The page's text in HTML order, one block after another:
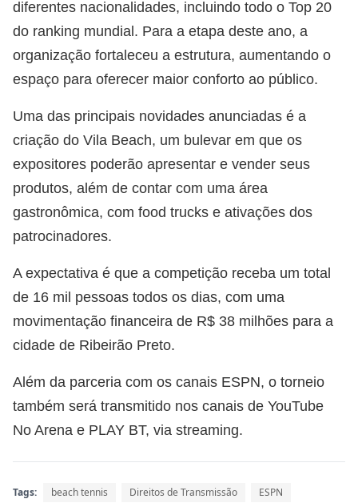
diferentes nacionalidades, incluindo todo o Top 20
do ranking mundial. Para a etapa deste ano, a
organização fortaleceu a estrutura, aumentando o
espaço para oferecer maior conforto ao público.
Uma das principais novidades anunciadas é a
criação do Vila Beach, um bulevar em que os
expositores poderão apresentar e vender seus
produtos, além de contar com uma área
gastronômica, com food trucks e ativações dos
patrocinadores.
A expectativa é que a competição receba um total
de 16 mil pessoas todos os dias, com uma
movimentação financeira de R$ 38 milhões para a
cidade de Ribeirão Preto.
Além da parceria com os canais ESPN, o torneio
também será transmitido nos canais de YouTube
No Arena e PLAY BT, via streaming.
Tags: beach tennis Direitos de Transmissão
ESPN